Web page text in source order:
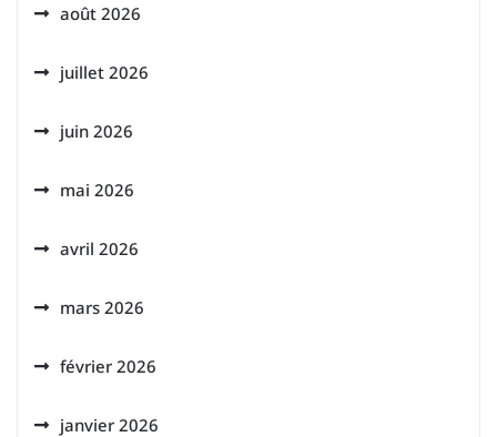
août 2026
juillet 2026
juin 2026
mai 2026
avril 2026
mars 2026
février 2026
janvier 2026